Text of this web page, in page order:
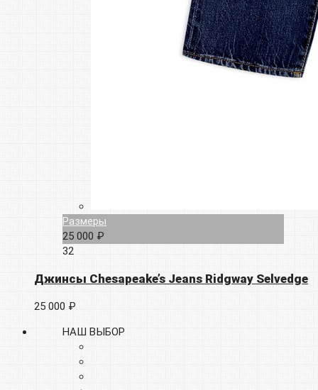
Размеры
25 000 ₽
32
Джинсы Chesapeake’s Jeans Ridgway Selvedge
25 000 ₽
НАШ ВЫБОР